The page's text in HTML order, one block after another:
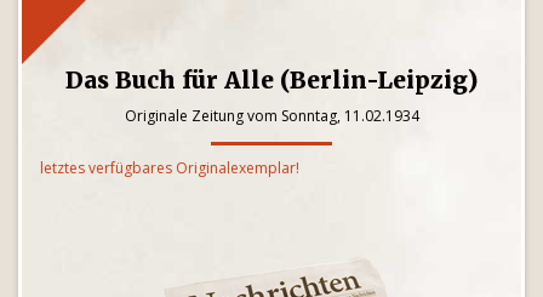
Das Buch für Alle (Berlin-Leipzig)
Originale Zeitung vom Sonntag, 11.02.1934
letztes verfügbares Originalexemplar!